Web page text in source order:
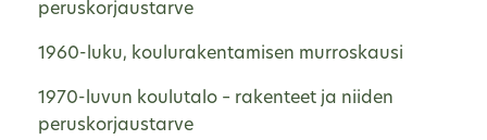
peruskorjaustarve
1960-luku, koulurakentamisen murroskausi
1970-luvun koulutalo – rakenteet ja niiden
peruskorjaustarve